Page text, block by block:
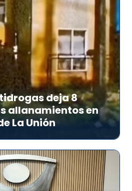
deja 8
allanamientos en
La Unión